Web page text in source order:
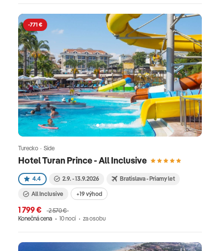
-771 €
Hotel Turan Prince - All Inclusive
Turecko · Side
4.4 2.9. - 13.9.2026 Bratislava - Priamy let
All Inclusive +19 výhod
1 799 €
2 570 €
Konečná cena
10 nocí za osobu